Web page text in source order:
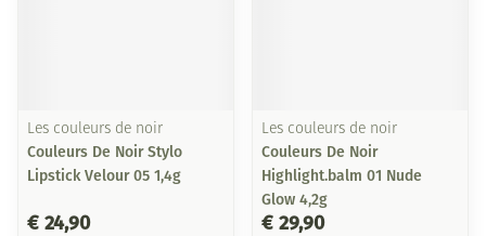
Les couleurs de noir
Couleurs De Noir Stylo
Lipstick Velour 05 1,4g
€ 24,90
Les couleurs de noir
Couleurs De Noir
Highlight.balm 01 Nude
Glow 4,2g
€ 29,90